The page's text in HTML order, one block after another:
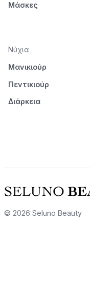
Μάσκες
Νύχια
Μανικιούρ
Πεντικιούρ
Διάρκεια
© 2026 Seluno Beauty